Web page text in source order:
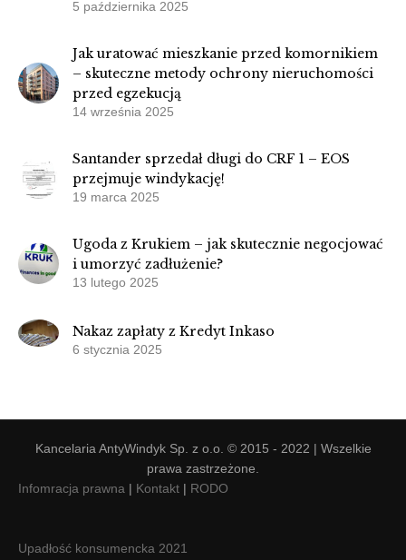
5 października 2025
Jak uratować mieszkanie przed komornikiem
– skuteczne metody ochrony nieruchomości
przed egzekucją
14 września 2025
Santander sprzedał długi do CRF 1 – EOS
przejmuje windykację!
19 marca 2025
Ugoda z Krukiem – jak skutecznie negocjować
i umorzyć zadłużenie?
13 lutego 2025
Nakaz zapłaty z Kredyt Inkaso
6 stycznia 2025
Kancelaria AntyWindyk Sp. z o.o. © 2015 - 2022 | Wszelkie
prawa zastrzeżone.
Infomracja prawna | Kontakt | RODO
Upadłość konsumencka 2021